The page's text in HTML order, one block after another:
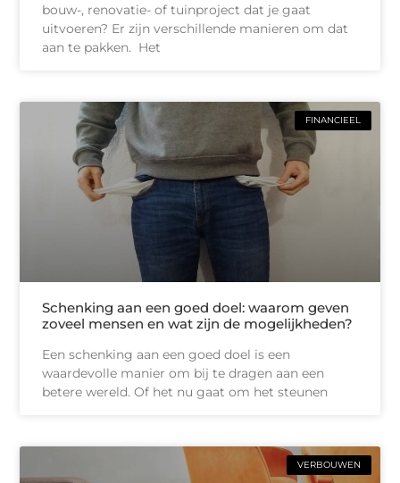
bouw-, renovatie- of tuinproject dat je gaat
uitvoeren? Er zijn verschillende manieren om dat
aan te pakken. Het
FINANCIEEL
Schenking aan een goed doel: waarom geven
zoveel mensen en wat zijn de mogelijkheden?
Een schenking aan een goed doel is een
waardevolle manier om bij te dragen aan een
betere wereld. Of het nu gaat om het steunen
VERBOUWEN